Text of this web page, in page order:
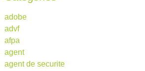
adobe
advf
afpa
agent
agent de securite